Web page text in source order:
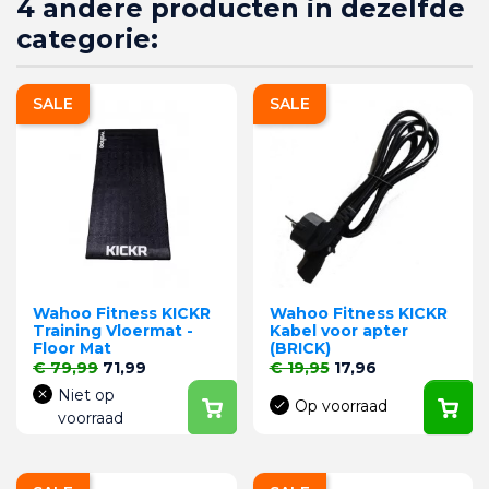
4 andere producten in dezelfde
categorie:
Wahoo Fitness KICKR
Training Vloermat -
Floor Mat
Normale prijs
€ 79,99 Prijs
71,99
Niet op
voorraad
SALE
Wahoo Fitness KICKR
Kabel voor apter
(BRICK)
Normale prijs
€ 19,95 Prijs
17,96
Op voorraad
SALE